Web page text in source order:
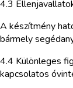
4.3
A készítmény
bármely
4.4 Különleges
kapcsolatos